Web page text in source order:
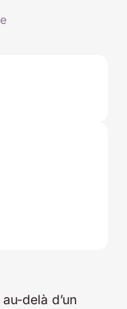
delà d’un